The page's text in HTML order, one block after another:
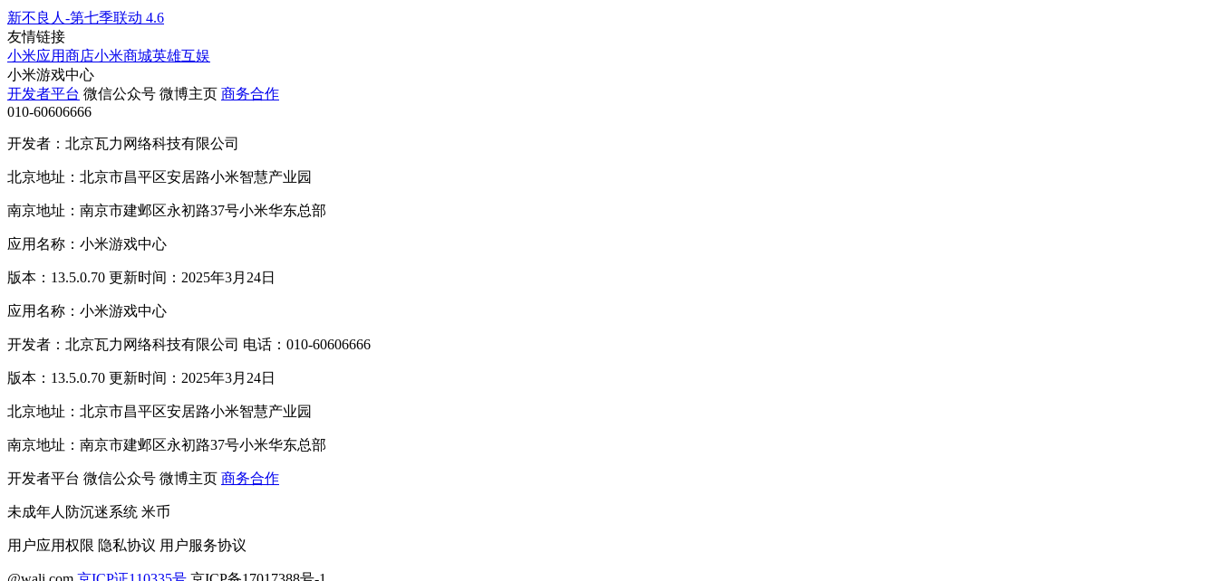
新不良人-第七季联动 4.6
友情链接
小米应用商店小米商城英雄互娱
小米游戏中心
开发者平台 微信公众号 微博主页 商务合作
010-60606666
开发者：北京瓦力网络科技有限公司
北京地址：北京市昌平区安居路小米智慧产业园
南京地址：南京市建邺区永初路37号小米华东总部
应用名称：小米游戏中心
版本：13.5.0.70 更新时间：2025年3月24日
应用名称：小米游戏中心
开发者：北京瓦力网络科技有限公司 电话：010-60606666
版本：13.5.0.70 更新时间：2025年3月24日
北京地址：北京市昌平区安居路小米智慧产业园
南京地址：南京市建邺区永初路37号小米华东总部
开发者平台 微信公众号 微博主页 商务合作
未成年人防沉迷系统 米币
用户应用权限 隐私协议 用户服务协议